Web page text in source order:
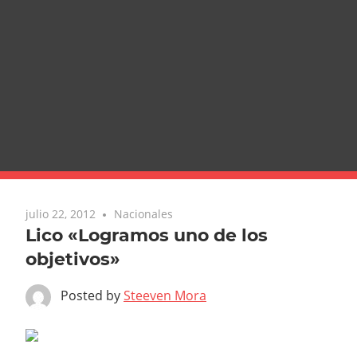
julio 22, 2012 Nacionales
Lico «Logramos uno de los
objetivos»
Posted bySteeven Mora